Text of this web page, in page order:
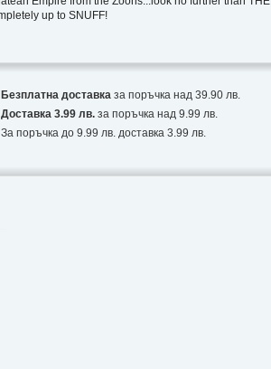
up to SNUFF!
Безплатна доставка за поръчка над 39.90 лв.
Доставка 3.99 лв. за поръчка над 9.99 лв.
За поръчка до 9.99 лв. доставка 3.99 лв.